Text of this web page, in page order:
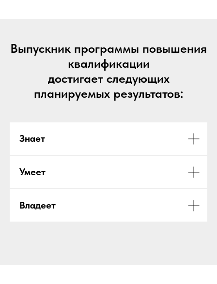
Выпускник программы повышения
квалификации
достигает следующих
планируемых результатов:
Знает
Умеет
Владеет